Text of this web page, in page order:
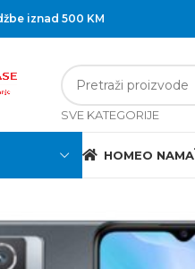
iznad 500 KM
SVE KATEGORIJE
HOMEO NAMA